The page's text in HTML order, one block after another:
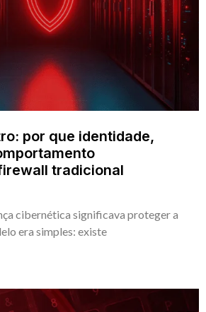
por que identidade,
tradicional
cibernética significava proteger a
era simples: existe